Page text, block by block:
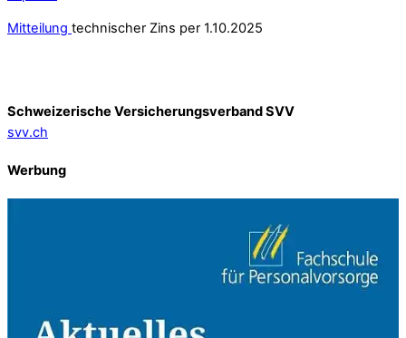
Mitteilung technischer Zins per 1.10.2025
Schweizerische Versicherungsverband SVV
svv.ch
Werbung